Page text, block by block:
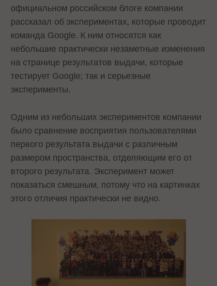
официальном российском блоге компании
рассказал об экспериментах, которые проводит
команда Google. К ним относятся как
небольшие практически незаметные изменения
на странице результатов выдачи, которые
тестирует Google; так и серьезные
эксперименты.
Одним из небольших экспериментов компании
было сравнение восприятия пользователями
первого результата выдачи с различным
размером пространства, отделяющим его от
второго результата. Эксперимент может
показаться смешным, потому что на картинках
этого отличия практически не видно.